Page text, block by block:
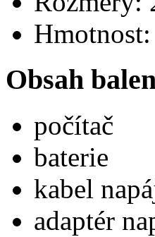
Obsah
počítač
baterie
kabel
adaptér